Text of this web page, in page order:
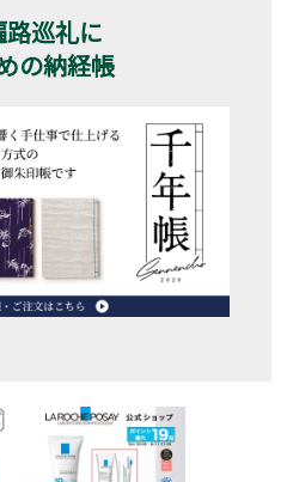
巡礼に
の納経帳